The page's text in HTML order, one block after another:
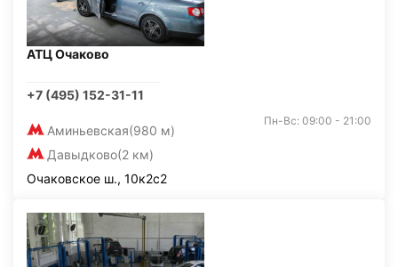
АТЦ Очаково
+7 (495) 152-31-11
Аминьевская(980 м)
Давыдково(2 км)
Пн-Вс: 09:00 - 21:00
Очаковское ш., 10к2с2